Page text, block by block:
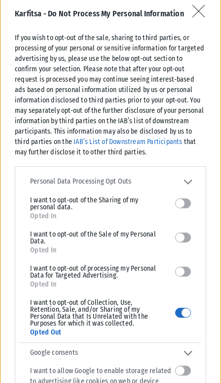
Karfitsa - Do Not Process My Personal Information
If you wish to opt-out of the sale, sharing to third parties, or
processing of your personal or sensitive information for targeted
advertising by us, please use the below opt-out section to
confirm your selection. Please note that after your opt-out
request is processed you may continue seeing interest-based
ads based on personal information utilized by us or personal
information disclosed to third parties prior to your opt-out. You
may separately opt-out of the further disclosure of your personal
information by third parties on the IAB’s list of downstream
participants. This information may also be disclosed by us to
third parties on the IAB’s List of Downstream Participants that
may further disclose it to other third parties.
Please note that this website/app uses one or more Google
services and may gather and store information including but not
deny consent to Google and its third-party tags to use your data
for below specified purposes in below Google consent section.
Personal Data Processing Opt Outs
I want to opt-out of the Sharing of my
personal data.
Opted In
I want to opt-out of the Sale of my Personal
Data.
Opted In
I want to opt-out of processing my Personal
Data for Targeted Advertising.
Opted In
I want to opt-out of Collection, Use,
Retention, Sale, and/or Sharing of my
Personal Data that Is Unrelated with the
Purposes for which it was collected.
Opted Out
Google consents
I want to allow Google to enable storage related
to advertising like cookies on web or device
ταξίδια στο εξωτερικό
Από σήμερα, 3 Αυγούστου, οι παλαιού τύπου «μπλε» αστυνομικές
ταυτότητες παύουν να ισχύουν ως ταξιδιωτικά έγγραφα για το
εξωτερικό, με...
ΑΝΑΡΤΉΘΗΚΕ ΑΠΌ 03/08/2026
ΕΛΛΆΔΑ
αρωγή προς τους πυρόπληκτους
Σε εξέλιξη βρίσκονται οι διαδικασίες κρατικής αρωγής για τις περιοχές
ΑΝΑΡΤΉΘΗΚΕ ΑΠΌKARFITSANEWS 02/08/2026